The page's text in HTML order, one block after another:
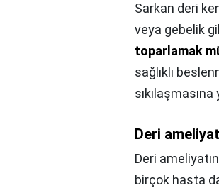
Sarkan deri
veya gebelik
toparlamak
sağlıklı
sıkılaşmasına
Deri
Deri
birçok hasta